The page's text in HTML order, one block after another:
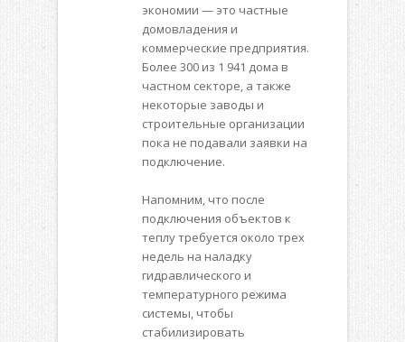
экономии — это частные
домовладения и
коммерческие предприятия.
Более 300 из 1 941 дома в
частном секторе, а также
некоторые заводы и
строительные организации
пока не подавали заявки на
подключение.
Напомним, что после
подключения объектов к
теплу требуется около трех
недель на наладку
гидравлического и
температурного режима
системы, чтобы
стабилизировать